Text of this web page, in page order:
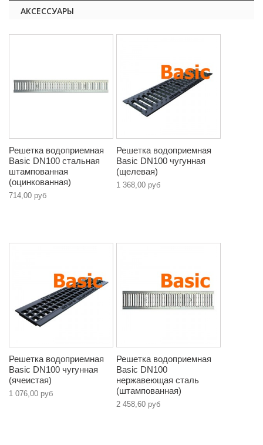
АКСЕССУАРЫ
Решетка водоприемная
Basic DN100 стальная
штампованная
(оцинкованная)
714,00 руб
Решетка водоприемная
Basic DN100 чугунная
(щелевая)
1 368,00 руб
Решетка водоприемная
Basic DN100 чугунная
(ячеистая)
1 076,00 руб
Решетка водоприемная
Basic DN100
нержавеющая сталь
(штампованная)
2 458,60 руб